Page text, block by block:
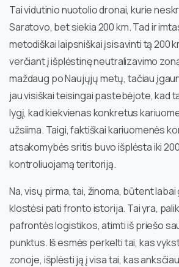
Tai vidutinio nuotolio dronai, kurie
Saratovo, bet siekia 200 km. Tad ir
metodiškai laipsniškai įsisavinti tą 200
verčiant į išplėstinę neutralizavimo
maždaug po Naujųjų metų, tačiau
jau visiškai teisingai pastebėjote, kad
lygį, kad kiekvienas konkretus
užsiima. Taigi, faktiškai kariuomenės
atsakomybės sritis buvo išplėsta iki
kontroliuojamą teritoriją.
Na, visų pirma, tai, žinoma, būtent
klostėsi pati fronto istorija. Tai yra,
pafrontės logistikos, atimti iš priešo
punktus. Iš esmės perkelti tai, kas
zonoje, išplėsti ją į visa tai, kas